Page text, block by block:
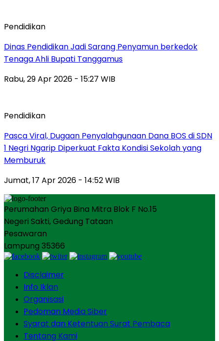
Pendidikan
Dinas Pendidikan Jadi Sarang Penyamun berkedok
Tenaga Ahli Bupati Tanggamus
Rabu, 29 Apr 2026 - 15:27 WIB
Pendidikan
Pasca Viral, Dugaan Penyalahgunaan Dana BOS di SDN
1 Negri Ngarip Diperkuat Fakta Kondisi Sekolah yang
Memburuk
Jumat, 17 Apr 2026 - 14:52 WIB
Perumahan Griya Bina Mitra Blok F No.15
Negeri Sakti, Gedung Tataan
Pesawaran
Lampung 35366
Disclaimer
Info Iklan
Organisasi
Pedoman Media Siber
Syarat dan Ketentuan Surat Pembaca
Tentang Kami